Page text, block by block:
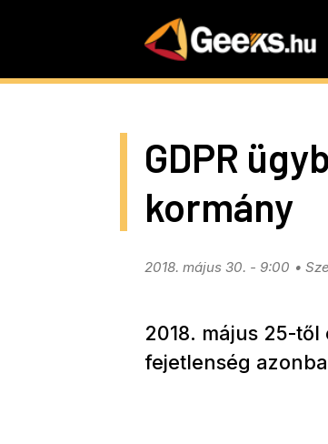
GDPR
kormány
2018. május 30. - 9:00
2018. május 25-
fejetlenség